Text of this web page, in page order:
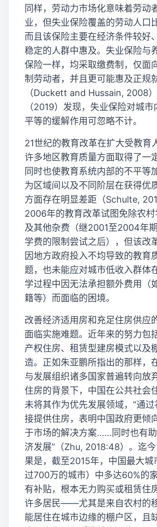
同样，劳动力市场化意味着劳动
业，但失业保险覆盖的劳动人口
而且该保险主要在经济条件较好
稳定的人群中惠及。失业保险与
保险一样，均采取缴费制，仅面
制劳动者，并且更可能惠及正规
（Duckett and Hussain, 2008
（2019）发现，失业保险对城
平等的缓解作用可忽略不计。
21世纪的教育改革在扩大受教育
许多地区教育质量方面取得了一
同时也使教育系统内部的不平等
为区域间以及不同阶层在获得优
方面存在明显差距（Schulte,
2006年的教育改革试图免除农村
及其他杂费（继2001至2004年
学费的限制尝试之后），但该改
因地方政府投入不均导致的教育
题，也未能应对城市低收入群体
学过程中因无法承担额外费用（
籍等）而面临的困境。
改善经济适用房和充足住房供应
面临实施难题。近年来的努力包
产权住房、租赁型建房模式以及
造。正如朱亚鹏所指出的那样，
与发展组织诸多国家普遍转向放
住房的背景下，中国在公共社会
未将其作为优先发展领域，“通
接提供住房，表明中国政府更倾
于市场的解决方案……同时也有
济发展”（Zhu, 2018:48）。迄
果是，截至2015年，中国最大城
过700万的城市）中多达60%的
有补贴，根本无力购买或租赁住
许多居民——尤其是来自农村
能居住在城市边缘的棚户区，且